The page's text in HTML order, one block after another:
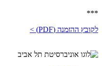
***
לקובץ ההזמנה (PDF) >